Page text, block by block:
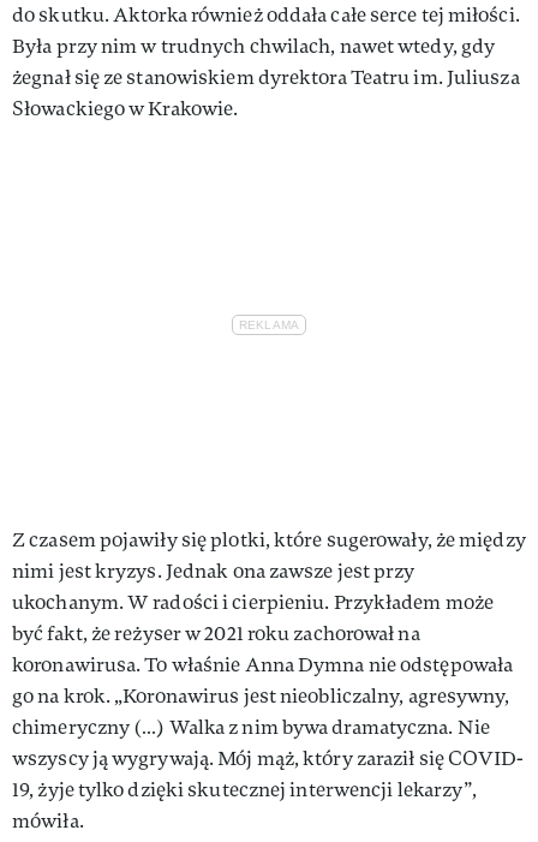
do skutku. Aktorka również oddała całe serce tej miłości.
Była przy nim w trudnych chwilach, nawet wtedy, gdy
żegnał się ze stanowiskiem dyrektora Teatru im. Juliusza
Słowackiego w Krakowie.
Z czasem pojawiły się plotki, które sugerowały, że między
nimi jest kryzys. Jednak ona zawsze jest przy
ukochanym. W radości i cierpieniu. Przykładem może
być fakt, że reżyser w 2021 roku zachorował na
koronawirusa. To właśnie Anna Dymna nie odstępowała
go na krok. „Koronawirus jest nieobliczalny, agresywny,
chimeryczny (…) Walka z nim bywa dramatyczna. Nie
wszyscy ją wygrywają. Mój mąż, który zaraził się COVID-
19, żyje tylko dzięki skutecznej interwencji lekarzy”,
mówiła.